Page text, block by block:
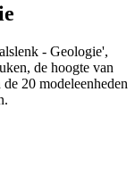
- Geologie',
de hoogte van
20 modeleenheden